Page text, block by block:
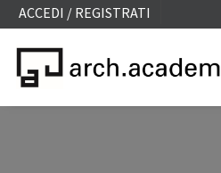
ACCEDI / REGISTRATI